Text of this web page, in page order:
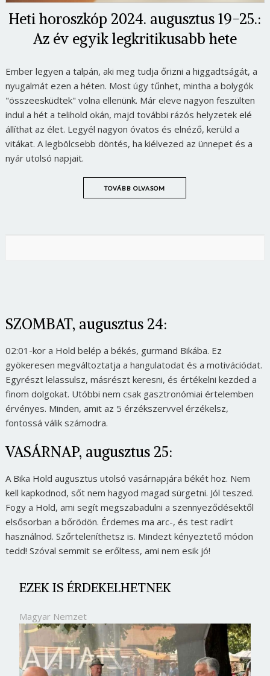
Heti horoszkóp 2024. augusztus 19-25.:
Az év egyik legkritikusabb hete
Ember legyen a talpán, aki meg tudja őrizni a higgadtságát, a
nyugalmát ezen a héten. Most úgy tűnhet, mintha a bolygók
"összeesküdtek" volna ellenünk. Már eleve nagyon feszülten
indul a hét a telihold okán, majd további rázós helyzetek elé
állíthat az élet. Legyél nagyon óvatos és elnéző, kerüld a
vitákat. A legbölcsebb döntés, ha kiélvezed az ünnepet és a
nyár utolsó napjait.
TOVÁBB OLVASOM
SZOMBAT, augusztus 24:
02:01-kor a Hold belép a békés, gurmand Bikába. Ez
gyökeresen megváltoztatja a hangulatodat és a motivációdat.
Egyrészt lelassulsz, másrészt keresni, és értékelni kezded a
finom dolgokat. Utóbbi nem csak gasztronómiai értelemben
érvényes. Minden, amit az 5 érzékszervvel érzékelsz,
fontossá válik számodra.
VASÁRNAP, augusztus 25:
A Bika Hold augusztus utolsó vasárnapjára békét hoz. Nem
kell kapkodnod, sőt nem hagyod magad sürgetni. Jól teszed.
Fogy a Hold, ami segít megszabadulni a szennyeződésektől
elsősorban a bőrödön. Érdemes ma arc-, és test radírt
használnod. Szőrteleníthetsz is. Mindezt kényeztető módon
tedd! Szóval semmit se erőltess, ami nem esik jó!
EZEK IS ÉRDEKELHETNEK
Magyar Nemzet